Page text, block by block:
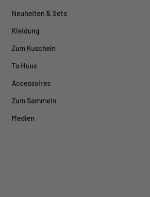
Neuheiten & Sets
Kleidung
Zum Kuscheln
To Huus
Accessoires
Zum Sammeln
Medien